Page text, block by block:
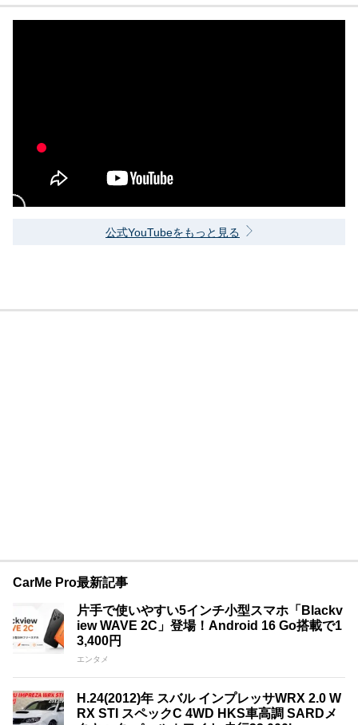
公式YouTubeをもっと見る
CarMe Pro最新記事
片手で使いやすい5インチ小型スマホ「Blackv
iew WAVE 2C」登場！Android 16 Go搭載で1
3,400円
エンタメ
H.24(2012)年 スバル インプレッサWRX 2.0 W
RX STI スペックC 4WD HKS車高調 SARDメ